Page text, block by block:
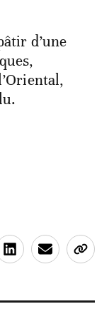
d’une